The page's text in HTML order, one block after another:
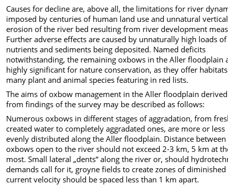
Causes for decline are, above all, the limitations for river
imposed by centuries of human land use and unnatural vertical
erosion of the river bed resulting from river development
Further adverse effects are caused by unnaturally high loads of
nutrients and sediments being deposited. Named deficits
notwithstanding, the remaining oxbows in the Aller floodplain
highly significant for nature conservation, as they offer
many plant and animal species featuring in red lists.
The aims of oxbow management in the Aller floodplain derived
from findings of the survey may be described as follows:
Numerous oxbows in different stages of aggradation, from
created water to completely aggradated ones, are more or less
evenly distributed along the Aller floodplain. Distance between
oxbows open to the river should not exceed 2-3 km, 5 km at
most. Small lateral „dents“ along the river or, should
demands call for it, groyne fields to create zones of diminished
current velocity should be spaced less than 1 km apart.